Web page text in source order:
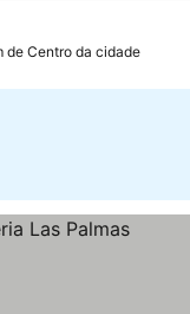
de Centro da cidade